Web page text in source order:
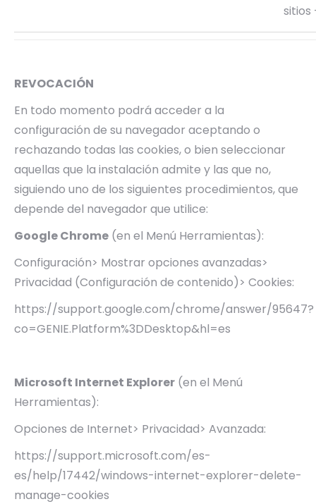
sitios
REVOCACIÓN
En todo momento podrá acceder a la
configuración de su navegador aceptando o
rechazando todas las cookies, o bien seleccionar
aquellas que la instalación admite y las que no,
siguiendo uno de los siguientes procedimientos, que
depende del navegador que utilice:
Google Chrome (en el Menú Herramientas):
Configuración> Mostrar opciones avanzadas>
Privacidad (Configuración de contenido)> Cookies:
https://support.google.com/chrome/answer/95647?
co=GENIE.Platform%3DDesktop&hl=es
Microsoft Internet Explorer (en el Menú
Herramientas):
Opciones de Internet> Privacidad> Avanzada:
https://support.microsoft.com/es-
es/help/17442/windows-internet-explorer-delete-
manage-cookies